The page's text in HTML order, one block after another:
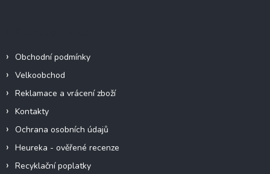
Obchodní podmínky
Velkoobchod
Reklamace a vrácení zboží
Kontakty
Ochrana osobních údajů
Heureka - ověřené recenze
Recyklační poplatky